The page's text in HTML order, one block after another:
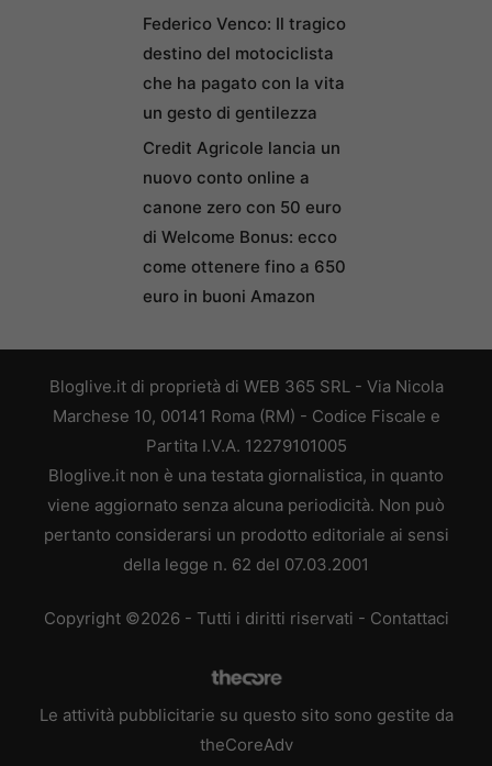
Federico Venco: Il tragico
destino del motociclista
che ha pagato con la vita
un gesto di gentilezza
Credit Agricole lancia un
nuovo conto online a
canone zero con 50 euro
di Welcome Bonus: ecco
come ottenere fino a 650
euro in buoni Amazon
Bloglive.it di proprietà di WEB 365 SRL - Via Nicola
Marchese 10, 00141 Roma (RM) - Codice Fiscale e
Partita I.V.A. 12279101005
Bloglive.it non è una testata giornalistica, in quanto
viene aggiornato senza alcuna periodicità. Non può
pertanto considerarsi un prodotto editoriale ai sensi
della legge n. 62 del 07.03.2001
Copyright ©2026 - Tutti i diritti riservati - Contattaci
Le attività pubblicitarie su questo sito sono gestite da
theCoreAdv